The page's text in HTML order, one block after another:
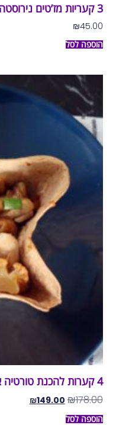
3 קעריות מז’טים נירוסטה מוזהב
₪45.00
הוספה לסל
4 קערות להכנת טורטיה אכילה בתנור
₪178.00
₪149.00
הוספה לסל